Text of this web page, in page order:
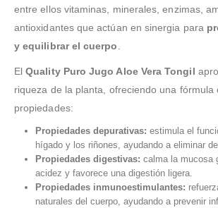
entre ellos vitaminas, minerales, enzimas,
antioxidantes que actúan en sinergia para
y equilibrar el cuerpo
ElQuality Puro Jugo Aloe Vera Tongil
riqueza de la planta, ofreciendo una fórmula
propiedades:
Propiedades depurativas: estimula el
hígado y los riñones, ayudando a eliminar
Propiedades digestivas: calma la mucosa
acidez y favorece una digestión ligera.
Propiedades inmunoestimulantes:
naturales del cuerpo, ayudando a prevenir